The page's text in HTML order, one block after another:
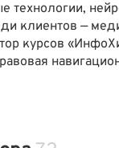
технологии,
клиентов —
курсов